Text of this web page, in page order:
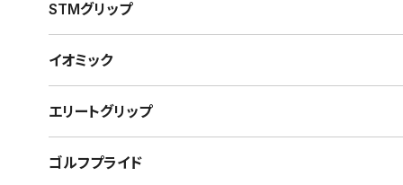
STMグリップ
イオミック
エリートグリップ
ゴルフプライド